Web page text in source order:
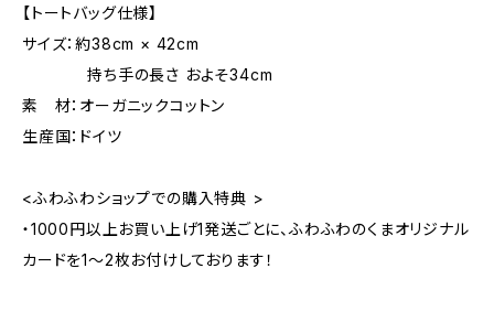
【トートバッグ仕様】
サイズ：約38cm × 42cm
持ち手の長さ およそ34cm
素 材：オーガニックコットン
生産国：ドイツ
<ふわふわショップでの購入特典 >
・1000円以上お買い上げ1発送ごとに、ふわふわのくまオリジナル
カードを1～2枚お付けしております！